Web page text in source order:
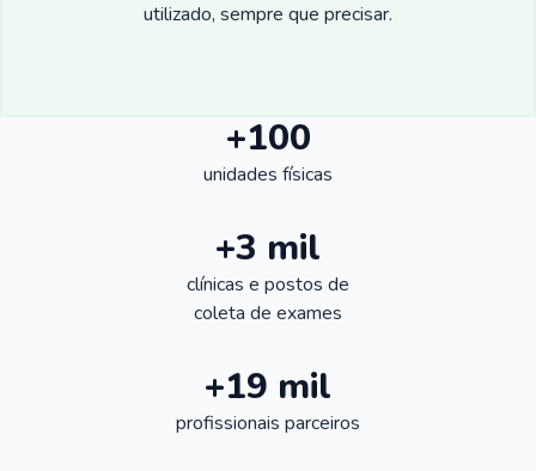
utilizado, sempre que precisar.
+100
unidades físicas
+3 mil
clínicas e postos de
coleta de exames
+19 mil
profissionais parceiros